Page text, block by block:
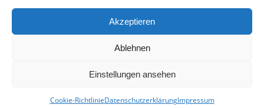
Akzeptieren
Ablehnen
Einstellungen ansehen
Cookie-RichtlinieDatenschutzerklärungImpressum
Eindrücke vom Stadionfest
27. Juli 2026
© VfR Wormatia Worms